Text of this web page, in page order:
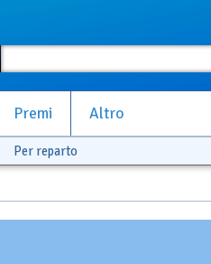
Premi Altro
Per reparto